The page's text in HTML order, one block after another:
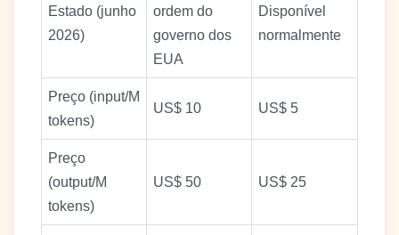
Estado (junho
2026)
ordem do
governo dos
EUA
Disponível
normalmente
Preço (input/M
tokens)
US$ 10 US$ 5
Preço
(output/M
tokens)
US$ 50 US$ 25